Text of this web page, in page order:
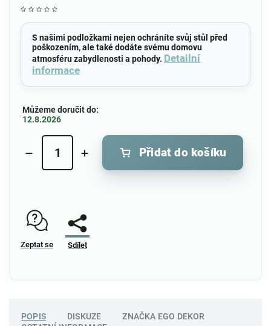
S našimi podložkami nejen ochráníte svůj stůl před
poškozením, ale také dodáte svému domovu
atmosféru zabydlenosti a pohody. Detailní
informace
Můžeme doručit do:
12.8.2026
Přidat do košíku
Zeptat se Sdílet
POPIS DISKUZE ZNAČKA EGO DEKOR